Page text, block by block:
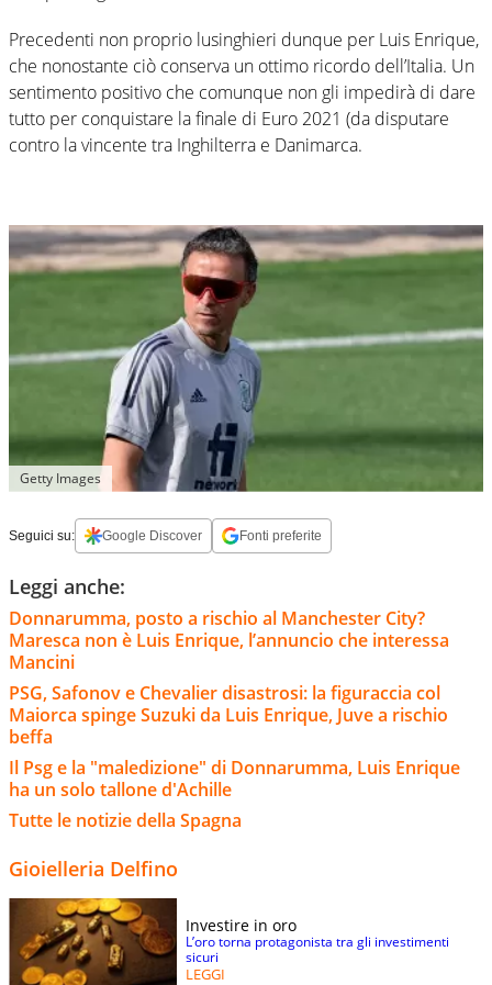
Precedenti non proprio lusinghieri dunque per Luis Enrique,
che nonostante ciò conserva un ottimo ricordo dell’Italia. Un
sentimento positivo che comunque non gli impedirà di dare
tutto per conquistare la finale di Euro 2021 (da disputare
contro la vincente tra Inghilterra e Danimarca.
Getty Images
Seguici su: Google Discover Fonti preferite
Leggi anche:
Donnarumma, posto a rischio al Manchester City?
Maresca non è Luis Enrique, l’annuncio che interessa
Mancini
PSG, Safonov e Chevalier disastrosi: la figuraccia col
Maiorca spinge Suzuki da Luis Enrique, Juve a rischio
beffa
Il Psg e la "maledizione" di Donnarumma, Luis Enrique
ha un solo tallone d'Achille
Tutte le notizie della Spagna
Gioielleria Delfino
Investire in oro
L’oro torna protagonista tra gli investimenti
sicuri
LEGGI